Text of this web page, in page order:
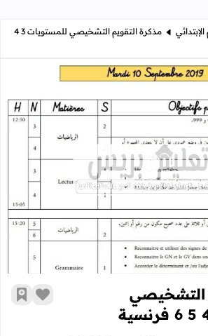
الإبتدائي
مذكرة التقويم التشخيصي للمستويات 3 4
مذكرة التقويم التشخيصي للمستويات 3 4 5 6
التشخيصي
زر أضف